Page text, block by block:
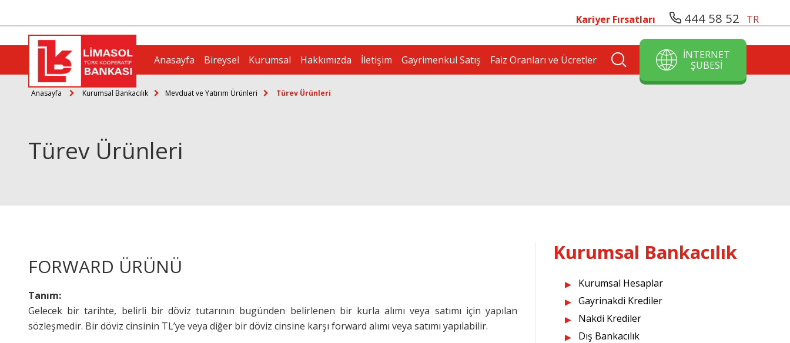
Kariyer Fırsatları 444 58 52 TR
Anasayfa Bireysel Kurumsal Hakkımızda İletişim Gayrimenkul Satış Faiz Oranları ve Ücretler
İNTERNET
ŞUBESİ
Anasayfa Kurumsal Bankacılık Mevduat ve Yatırım Ürünleri Türev Ürünleri
Türev Ürünleri
FORWARD ÜRÜNÜ
Tanım:
Gelecek bir tarihte, belirli bir döviz tutarının bugünden belirlenen bir kurla alımı veya satımı için yapılan
sözleşmedir. Bir döviz cinsinin TL’ye veya diğer bir döviz cinsine karşı forward alımı veya satımı yapılabilir.
Kurumsal Bankacılık
Kurumsal Hesaplar
Gayrinakdi Krediler
Nakdi Krediler
Dış Bankacılık